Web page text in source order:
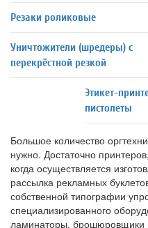
Резаки роликовые
Уничтожители (шредеры) с
перекрёстной резкой
Этикет-
пистолеты
Большое количество
нужно. Достаточно
когда осуществляется
рассылка рекламных
собственной типографии
специализированного
ламинаторы, брошюровщики